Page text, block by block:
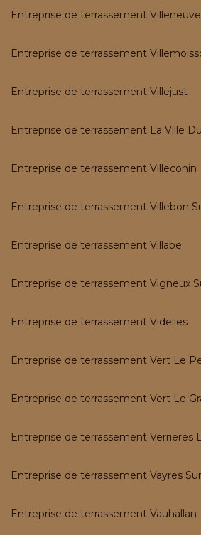
Entreprise de terrassement
Entreprise de terrassement
Entreprise de terrassement Villejust
Entreprise de terrassement La Ville
Entreprise de terrassement Villeconin
Entreprise de terrassement Villebon
Entreprise de terrassement Villabe
Entreprise de terrassement Vigneux
Entreprise de terrassement Videlles
Entreprise de terrassement Vert Le
Entreprise de terrassement Vert Le
Entreprise de terrassement Verrieres
Entreprise de terrassement Vayres
Entreprise de terrassement Vauhallan